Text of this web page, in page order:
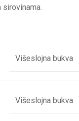
Višeslojna bukva
Višeslojna bukva